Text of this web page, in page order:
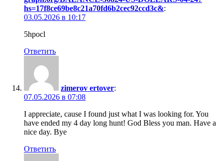
hs=17f8ce69be8c21a70fd6b2cec92ccd3c&:
03.05.2026 в 10:17
5hpocl
Ответить
zimerov ertover:
07.05.2026 в 07:08
I appreciate, cause I found just what I was looking for. You
have ended my 4 day long hunt! God Bless you man. Have a
nice day. Bye
Ответить